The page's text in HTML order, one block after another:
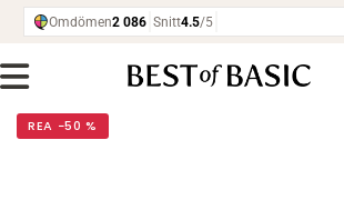
REA −50 %